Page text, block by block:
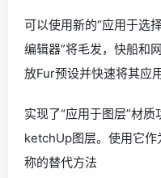
可以使用新的“应用于选
编辑器”将毛发，快船和
放Fur预设并快速将其应
实现了“应用于图层”材
ketchUp图层。使用它
称的替代方法